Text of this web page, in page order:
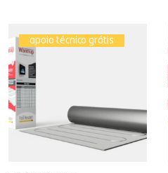
apoio técnico grátis